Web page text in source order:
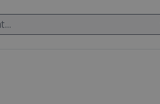
pak si na ulici zavolá taxi,